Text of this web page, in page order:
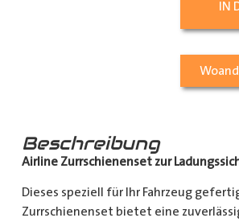
IN
Beschreibung
Airline Zurrschienenset zur
Dieses speziell für Ihr Fahrzeug
Zurrschienenset bietet eine